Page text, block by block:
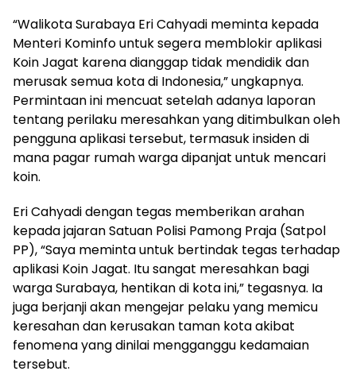
“Walikota Surabaya Eri Cahyadi meminta kepada
Menteri Kominfo untuk segera memblokir aplikasi
Koin Jagat karena dianggap tidak mendidik dan
merusak semua kota di Indonesia,” ungkapnya.
Permintaan ini mencuat setelah adanya laporan
tentang perilaku meresahkan yang ditimbulkan oleh
pengguna aplikasi tersebut, termasuk insiden di
mana pagar rumah warga dipanjat untuk mencari
koin.
Eri Cahyadi dengan tegas memberikan arahan
kepada jajaran Satuan Polisi Pamong Praja (Satpol
PP), “Saya meminta untuk bertindak tegas terhadap
aplikasi Koin Jagat. Itu sangat meresahkan bagi
warga Surabaya, hentikan di kota ini,” tegasnya. Ia
juga berjanji akan mengejar pelaku yang memicu
keresahan dan kerusakan taman kota akibat
fenomena yang dinilai mengganggu kedamaian
tersebut.